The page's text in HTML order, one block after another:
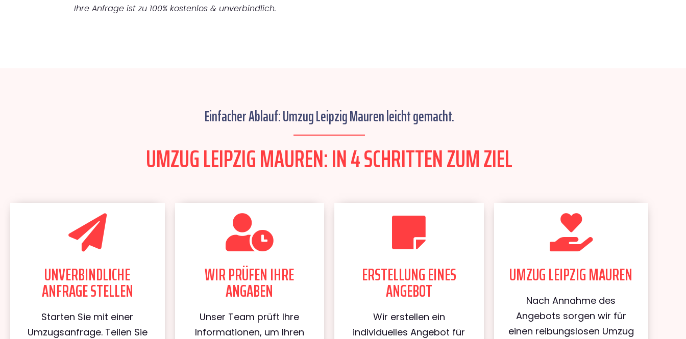
Ihre Anfrage ist zu 100% kostenlos & unverbindlich.
Einfacher Ablauf: Umzug Leipzig Mauren leicht gemacht.
UMZUG LEIPZIG MAUREN: IN 4 SCHRITTEN ZUM ZIEL
UNVERBINDLICHE
ANFRAGE STELLEN
Starten Sie mit einer
Umzugsanfrage. Teilen Sie
WIR PRÜFEN IHRE
ANGABEN
Unser Team prüft Ihre
Informationen, um Ihren
ERSTELLUNG EINES
ANGEBOT
Wir erstellen ein
individuelles Angebot für
UMZUG LEIPZIG MAUREN
Nach Annahme des
Angebots sorgen wir für
einen reibungslosen Umzug